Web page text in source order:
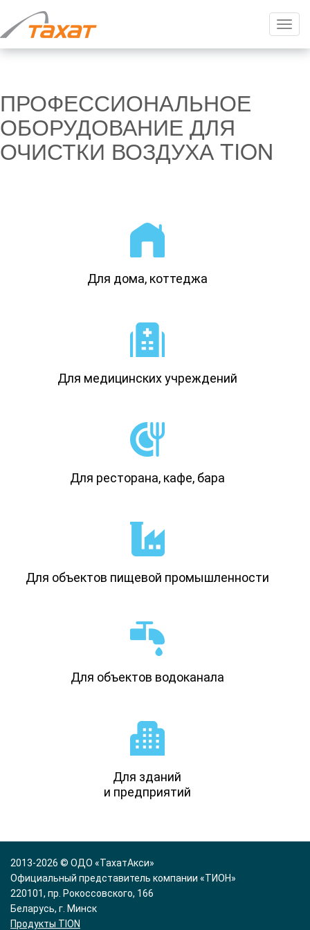
ПРОФЕССИОНАЛЬНОЕ
ОБОРУДОВАНИЕ ДЛЯ
ОЧИСТКИ ВОЗДУХА TION
Для дома, коттеджа
Для медицинских учреждений
Для ресторана, кафе, бара
Для объектов пищевой промышленности
Для объектов водоканала
Для зданий
и предприятий
2013-2026 © ОДО «ТахатАкси»
Официальный представитель компании «ТИОН»
220101, пр. Рокоссовского, 166
Беларусь, г. Минск
Продукты TION